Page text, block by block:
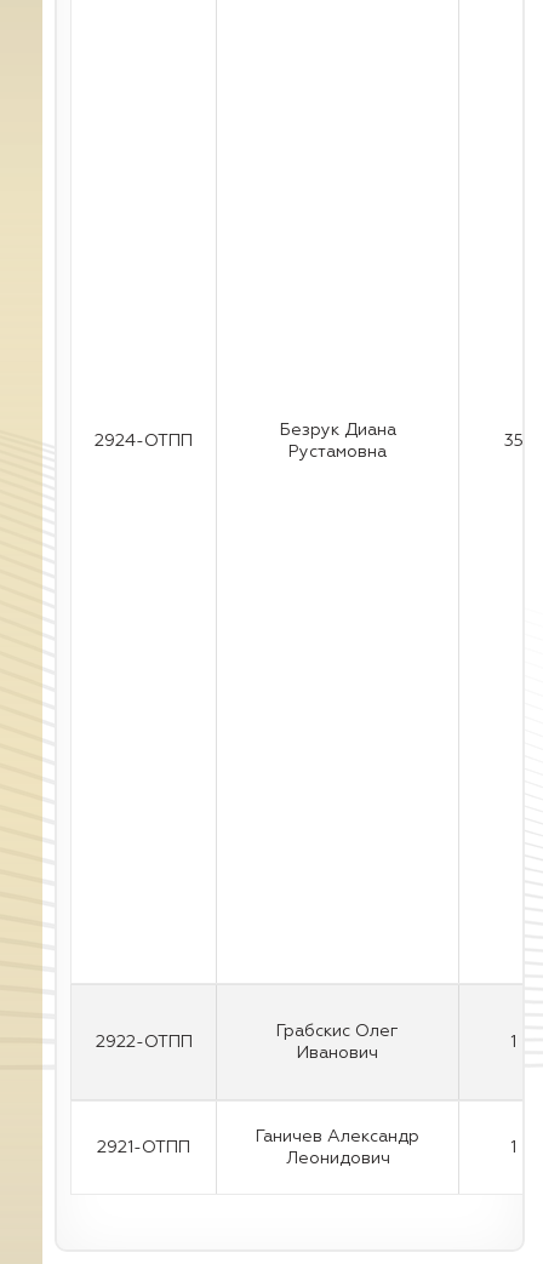
2924-ОТПП
Безрук Диана
Рустамовна
35
2922-ОТПП
Грабскис Олег
Иванович
1
2921-ОТПП
Ганичев Александр
Леонидович
1